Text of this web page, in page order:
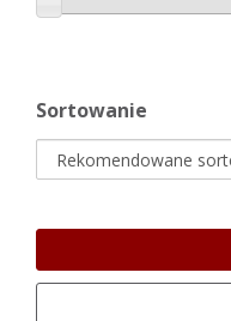
Sortowanie